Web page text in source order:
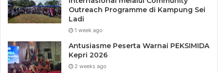
Outreach Programme di Kampung Sei
Ladi
1 week ago
Antusiasme Peserta Warnai PEKSIMIDA
Kepri 2026
2 weeks ago